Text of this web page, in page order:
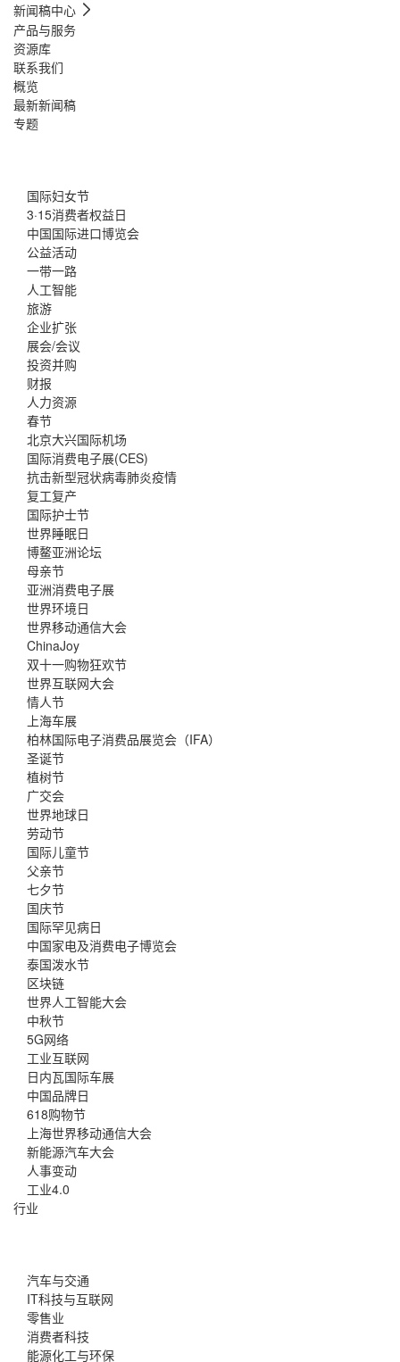
新闻稿中心
产品与服务
资源库
联系我们
概览
最新新闻稿
专题
国际妇女节
3·15消费者权益日
中国国际进口博览会
公益活动
一带一路
人工智能
旅游
企业扩张
展会/会议
投资并购
财报
人力资源
春节
北京大兴国际机场
国际消费电子展(CES)
抗击新型冠状病毒肺炎疫情
复工复产
国际护士节
世界睡眠日
博鳌亚洲论坛
母亲节
亚洲消费电子展
世界环境日
世界移动通信大会
ChinaJoy
双十一购物狂欢节
世界互联网大会
情人节
上海车展
柏林国际电子消费品展览会（IFA）
圣诞节
植树节
广交会
世界地球日
劳动节
国际儿童节
父亲节
七夕节
国庆节
国际罕见病日
中国家电及消费电子博览会
泰国泼水节
区块链
世界人工智能大会
中秋节
5G网络
工业互联网
日内瓦国际车展
中国品牌日
618购物节
上海世界移动通信大会
新能源汽车大会
人事变动
工业4.0
行业
汽车与交通
IT科技与互联网
零售业
消费者科技
能源化工与环保